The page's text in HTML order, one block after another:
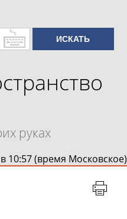
руках
10:57 (время Московское)